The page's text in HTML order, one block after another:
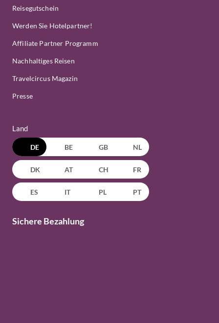
Reisegutschein
Werden Sie Hotelpartner!
Affiliate Partner Programm
Nachhaltiges Reisen
Travelcircus Magazin
Presse
Land
DE BE GB NL
DK AT CH FR
ES IT PL PT
Sichere Bezahlung